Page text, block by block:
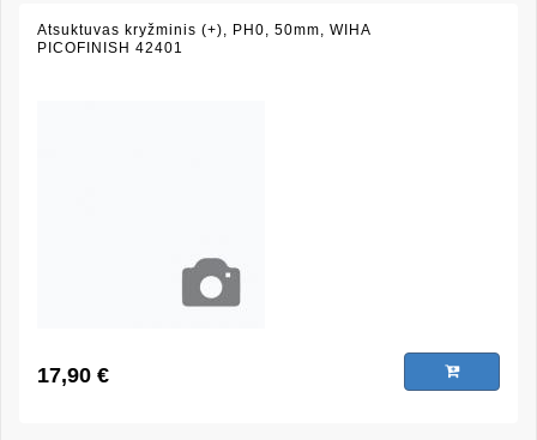
Atsuktuvas kryžminis (+), PH0, 50mm, WIHA
PICOFINISH 42401
17,90 €